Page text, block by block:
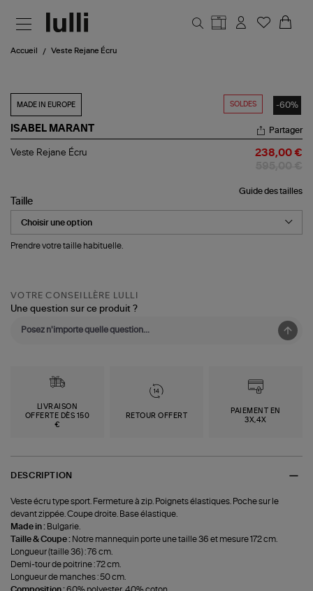
Accueil Veste Rejane Écru
SOLDES -60%
MADE IN EUROPE
ISABEL MARANT
Veste
Partager
Veste Rejane Écru 238,00 €
Guide des tailles
Taille
Prendre votre taille habituelle.
VOTRE CONSEILLÈRE LULLI
Une question sur ce produit ?
LIVRAISON
OFFERTE DÈS 150
€
RETOUR OFFERT
PAIEMENT EN
3X,4X
DESCRIPTION
Veste écru type sport. Fermeture à zip. Poignets élastiques. Poche sur le
devant zippée. Coupe droite. Base élastique.
Made in : Bulgarie.
Taille & Coupe : Notre mannequin porte une taille 36 et mesure 172 cm.
Longueur (taille 36) : 76 cm.
Demi-tour de poitrine : 72 cm.
Longueur de manches : 50 cm.